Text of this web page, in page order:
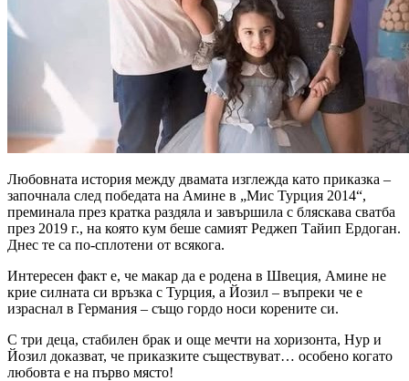
Любовната история между двамата изглежда като приказка –
започнала след победата на Амине в „Мис Турция 2014“,
преминала през кратка раздяла и завършила с бляскава сватба
през 2019 г., на която кум беше самият Реджеп Тайип Ердоган.
Днес те са по-сплотени от всякога.
Интересен факт е, че макар да е родена в Швеция, Амине не
крие силната си връзка с Турция, а Йозил – въпреки че е
израснал в Германия – също гордо носи корените си.
С три деца, стабилен брак и още мечти на хоризонта, Нур и
Йозил доказват, че приказките съществуват… особено когато
любовта е на първо място!